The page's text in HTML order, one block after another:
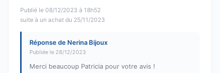
Publié le 08/12/2023 à 18h52
suite à un achat du 25/11/2023
Réponse de Nerina Bijoux
Publiée le 28/12/2023
Merci beaucoup Patricia pour votre avis !